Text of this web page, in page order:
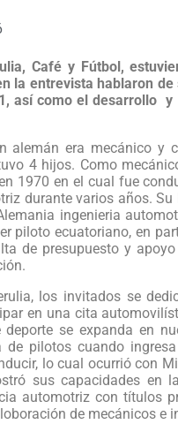
Café y Fútbol,
la entrevista hablaron
así como el desarrollo
alemán era mecánico y
4 hijos. Como
1970 en el cual fue
durante varios años.
ingenieria
piloto ecuatoriano, en
de presupuesto y
los invitados se
en una cita
deporte se expanda en
de pilotos cuando
lo cual ocurrió con
sus capacidades
automotriz con títulos
de mecánicos e